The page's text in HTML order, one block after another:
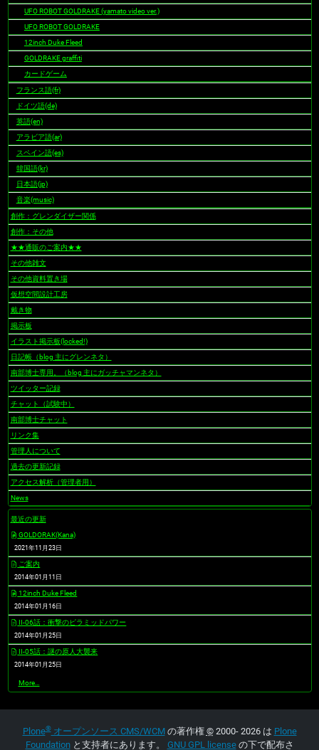
UFO ROBOT GOLDRAKE (yamato video ver.)
UFO ROBOT GOLDRAKE
12inch Duke Fleed
GOLDRAKE graffiti
カードゲーム
フランス語(fr)
ドイツ語(de)
英語(en)
アラビア語(ar)
スペイン語(es)
韓国語(kr)
日本語(jp)
音楽(music)
創作：グレンダイザー関係
創作：その他
★★通販のご案内★★
その他雑文
その他資料置き場
仮想空間設計工房
戴き物
掲示板
イラスト掲示板(locked!)
日記帳（blog 主にグレンネタ）
南部博士専用。（blog 主にガッチャマンネタ）
ツイッター記録
チャット（試験中）
南部博士チャット
リンク集
管理人について
過去の更新記録
アクセス解析（管理者用）
News
最近の更新
GOLDORAK(Kana)
2021年11月23日
ご案内
2014年01月11日
12inch Duke Fleed
2014年01月16日
II-06話：衝撃のピラミッドパワー
2014年01月25日
II-05話：謎の原人大襲来
2014年01月25日
最
更
More…
Plone®オープンソース CMS/WCMの著作権 ©2000- 2026 は Plone
Foundationと支持者にあります。 GNU GPL licenseの下で配布さ